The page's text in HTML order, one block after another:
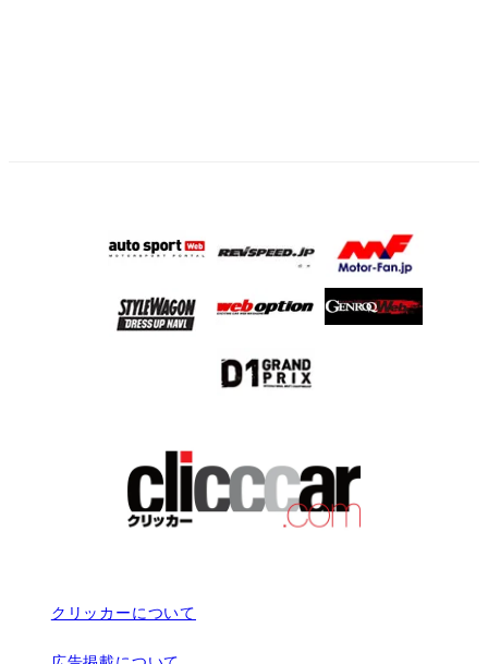
クリッカーについて